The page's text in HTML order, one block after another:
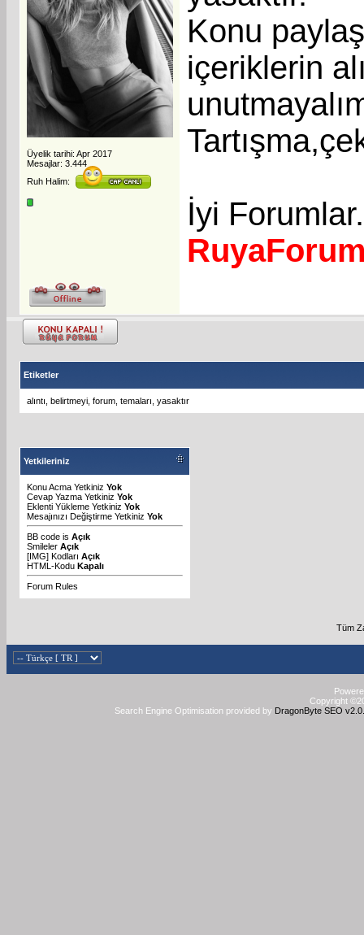
Üyelik tarihi: Apr 2017
Mesajlar: 3.444
Ruh Halim:
Konu
içeriklerin
İyi Forumlar.
Etiketler
alıntı belirtmeyi forum temaları yasaktır
Yetkileriniz
Konu Acma Yetkiniz Yok
Cevap Yazma Yetkiniz Yok
Eklenti Yükleme Yetkiniz Yok
Mesajınızı Değiştirme Yetkiniz Yok
BB code is Açık
Smileler Açık
[IMG] Kodları Açık
HTML-Kodu Kapalı
Forum Rules
Tüm
Copyright
Search Engine Optimisation provided by DragonByte SEO